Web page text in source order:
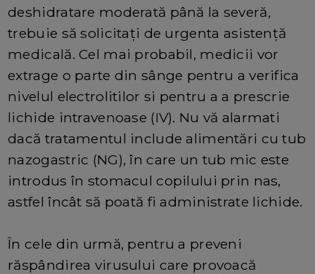
deshidratare moderată până la severă,
trebuie să solicitați de urgenta asistență
medicală. Cel mai probabil, medicii vor
extrage o parte din sânge pentru a verifica
nivelul electrolitilor si pentru a a prescrie
lichide intravenoase (IV). Nu vă alarmati
dacă tratamentul include alimentări cu tub
nazogastric (NG), în care un tub mic este
introdus în stomacul copilului prin nas,
astfel încât să poată fi administrate lichide.
În cele din urmă, pentru a preveni
răspândirea virusului care provoacă